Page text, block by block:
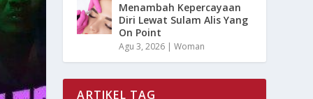
Menambah Kepercayaan
Diri Lewat Sulam Alis Yang
On Point
Agu 3, 2026 |Woman
ARTIKEL TAG